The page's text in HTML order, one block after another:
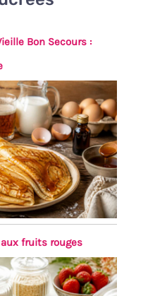
Bon Secours :
fruits rouges